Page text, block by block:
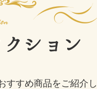
クション
すすめ商品をご紹介